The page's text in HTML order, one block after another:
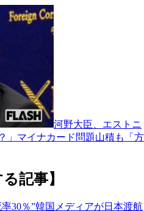
河野大臣、エストニ
」マイナカード問題山積も「方
記事】
30％”韓国メディアが日本渡航